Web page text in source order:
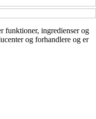
funktioner, ingredienser og
og forhandlere og er